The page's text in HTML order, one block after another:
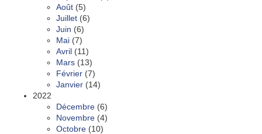
Août (5)
Juillet (6)
Juin (6)
Mai (7)
Avril (11)
Mars (13)
Février (7)
Janvier (14)
2022
Décembre (6)
Novembre (4)
Octobre (10)